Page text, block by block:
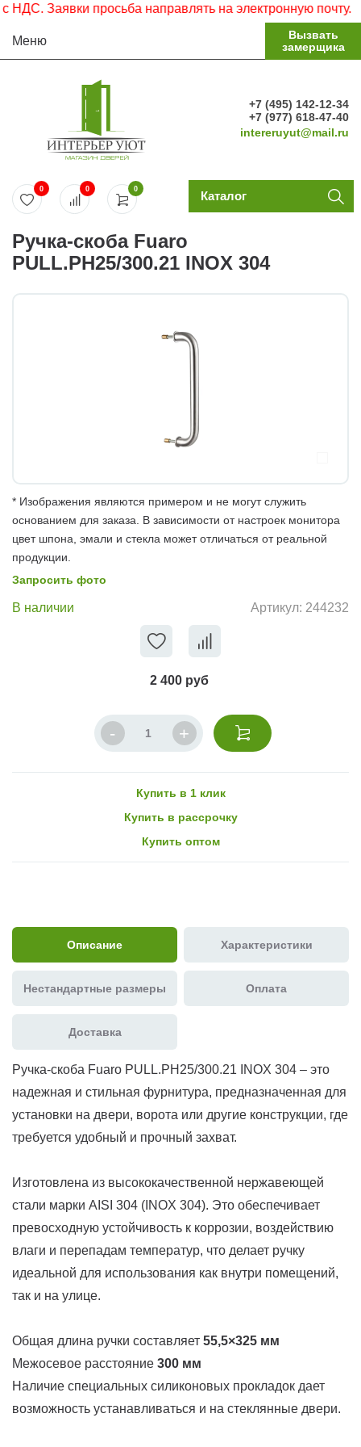
Заявки просьба направлять на электронную почту.
Меню
Вызвать
замерщика
+7 (495) 142-12-34
+7 (977) 618-47-40
intereruyut@mail.ru
0
0 0 Каталог
Ручка-скоба Fuaro
PULL.PH25/300.21 INOX 304
* Изображения являются примером и не могут служить
основанием для заказа. В зависимости от настроек монитора
цвет шпона, эмали и стекла может отличаться от реальной
продукции.
Запросить фото
В наличии Артикул: 244232
2 400 руб
Купить в 1 клик
Купить в рассрочку
Купить оптом
Описание Характеристики
Нестандартные размеры Оплата
Доставка
Ручка-скоба Fuaro PULL.PH25/300.21 INOX 304 – это
надежная и стильная фурнитура, предназначенная для
установки на двери, ворота или другие конструкции, где
требуется удобный и прочный захват.
Изготовлена из высококачественной нержавеющей
стали марки AISI 304 (INOX 304). Это обеспечивает
превосходную устойчивость к коррозии, воздействию
влаги и перепадам температур, что делает ручку
идеальной для использования как внутри помещений,
так и на улице.
Общая длина ручки составляет 55,5×325 мм
Межосевое расстояние 300 мм
Наличие специальных силиконовых прокладок дает
возможность устанавливаться и на стеклянные двери.